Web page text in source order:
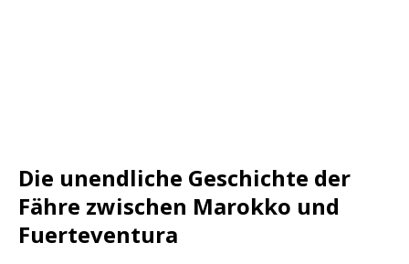
Die unendliche Geschichte der
Fähre zwischen Marokko und
Fuerteventura